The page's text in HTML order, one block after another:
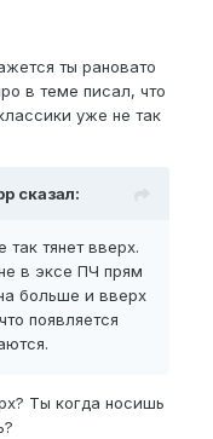
ты рановато
в теме писал, что
уже не так
сказал:
тянет вверх.
в эксе ПЧ прям
больше и вверх
появляется
Ты когда носишь